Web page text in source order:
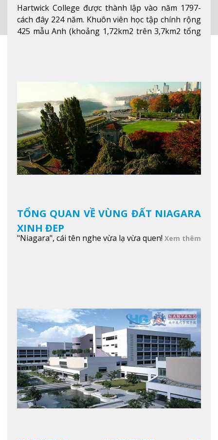
Hartwick College được thành lập vào năm 1797-
cách đây 224 năm. Khuôn viên học tập chính rộng
425 mẫu Anh (khoảng 1,72km2 trên 3,7km2 tổng
TỔNG QUAN VỀ VÙNG ĐẤT NIAGARA
XINH ĐẸP
"Niagara", cái tên nghe vừa lạ vừa quen! Xem thêm